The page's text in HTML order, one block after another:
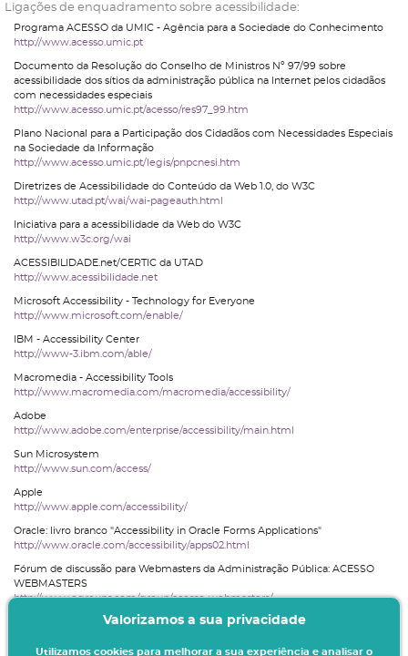
Ligações de enquadramento sobre acessibilidade:
Programa ACESSO da UMIC - Agência para a Sociedade do Conhecimento
http://www.acesso.umic.pt
Documento da Resolução do Conselho de Ministros Nº 97/99 sobre
acessibilidade dos sítios da administração pública na Internet pelos cidadãos
com necessidades especiais
http://www.acesso.umic.pt/acesso/res97_99.htm
Plano Nacional para a Participação dos Cidadãos com Necessidades Especiais
na Sociedade da Informação
http://www.acesso.umic.pt/legis/pnpcnesi.htm
Diretrizes de Acessibilidade do Conteúdo da Web 1.0, do W3C
http://www.utad.pt/wai/wai-pageauth.html
Iniciativa para a acessibilidade da Web do W3C
http://www.w3c.org/wai
ACESSIBILIDADE.net/CERTIC da UTAD
http://www.acessibilidade.net
Microsoft Accessibility - Technology for Everyone
http://www.microsoft.com/enable/
IBM - Accessibility Center
http://www-3.ibm.com/able/
Macromedia - Accessibility Tools
http://www.macromedia.com/macromedia/accessibility/
Adobe
http://www.adobe.com/enterprise/accessibility/main.html
Sun Microsystem
http://www.sun.com/access/
Apple
http://www.apple.com/accessibility/
Oracle: livro branco "Accessibility in Oracle Forms Applications"
http://www.oracle.com/accessibility/apps02.html
Fórum de discussão para Webmasters da Administração Pública: ACESSO
WEBMASTERS
http://www.egroups.com/group/acesso-webmasters/
Web@x - Benchmarking da Acessibilidade Web da AP Portuguesa
Valorizamos a sua privacidade
Utilizamos cookies para melhorar a sua experiência e analisar o